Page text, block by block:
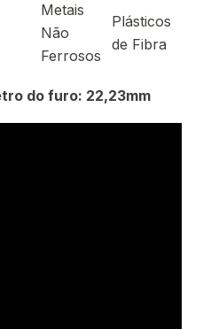
Metais
Não
Ferrosos
Plásticos
de Fibra
do furo: 22,23mm